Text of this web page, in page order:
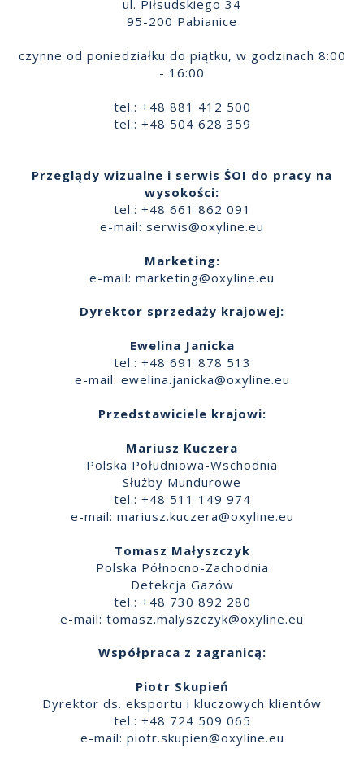
ul. Piłsudskiego 34
95-200 Pabianice
czynne od poniedziałku do piątku, w godzinach 8:00
- 16:00
tel.: +48 881 412 500
tel.: +48 504 628 359
Przeglądy wizualne i serwis ŚOI do pracy na
wysokości:
tel.: +48 661 862 091
e-mail: serwis@oxyline.eu
Marketing:
e-mail: marketing@oxyline.eu
Dyrektor sprzedaży krajowej:
Ewelina Janicka
tel.: +48 691 878 513
e-mail: ewelina.janicka@oxyline.eu
Przedstawiciele krajowi:
Mariusz Kuczera
Polska Południowa-Wschodnia
Służby Mundurowe
tel.: +48 511 149 974
e-mail: mariusz.kuczera@oxyline.eu
Tomasz Małyszczyk
Polska Północno-Zachodnia
Detekcja Gazów
tel.: +48 730 892 280
e-mail: tomasz.malyszczyk@oxyline.eu
Współpraca z zagranicą:
Piotr Skupień
Dyrektor ds. eksportu i kluczowych klientów
tel.: +48 724 509 065
e-mail: piotr.skupien@oxyline.eu